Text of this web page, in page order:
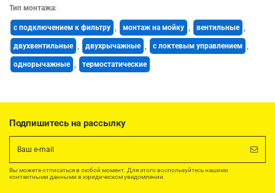
Тип монтажа:
с подключением к фильтру , монтаж на мойку , вентильные ,
двухвентильные , двухрычажные , с локтевым управлением ,
однорычажные , термостатические
Подпишитесь на рассылку
Вы можете отписаться в любой момент. Для этого воспользуйтесь нашими
контактными данными в юридическом уведомлении.